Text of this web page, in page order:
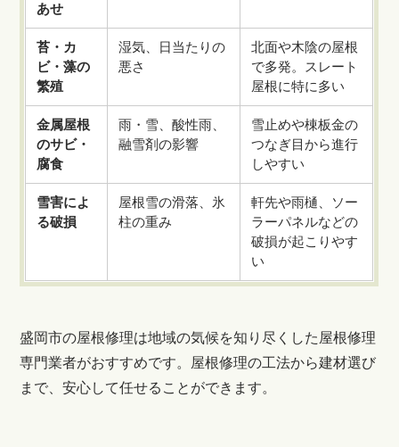
あせ
苔・カ
ビ・藻の
繁殖
湿気、日当たりの
悪さ
北面や木陰の屋根
で多発。スレート
屋根に特に多い
金属屋根
のサビ・
腐食
雨・雪、酸性雨、
融雪剤の影響
雪止めや棟板金の
つなぎ目から進行
しやすい
雪害によ
る破損
屋根雪の滑落、氷
柱の重み
軒先や雨樋、ソー
ラーパネルなどの
破損が起こりやす
い
盛岡市の屋根修理は地域の気候を知り尽くした屋根修理
専門業者がおすすめです。屋根修理の工法から建材選び
まで、安心して任せることができます。